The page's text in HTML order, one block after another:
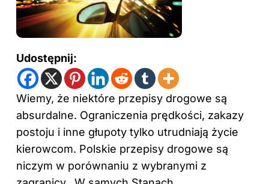
Udostępnij:
Wiemy, że niektóre przepisy drogowe są
absurdalne. Ograniczenia prędkości, zakazy
postoju i inne głupoty tylko utrudniają życie
kierowcom. Polskie przepisy drogowe są
niczym w porównaniu z wybranymi z